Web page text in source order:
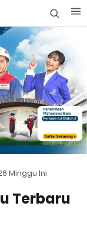
Minggu Ini
Terbaru